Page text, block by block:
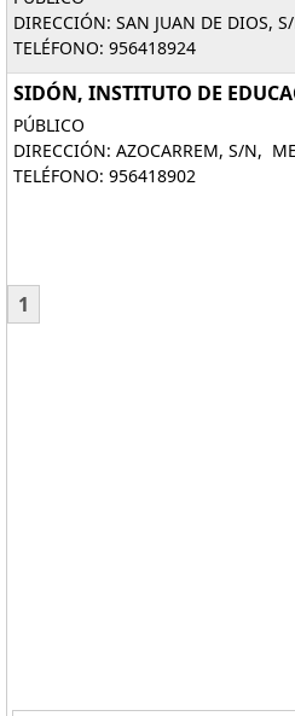
DIRECCIÓN: SAN JUAN DE DIOS,
TELÉFONO: 956418924
SIDÓN, INSTITUTO DE
PÚBLICO
DIRECCIÓN: AZOCARREM, S/N,
TELÉFONO: 956418902
1